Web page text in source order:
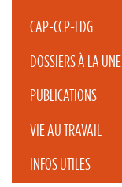
CAP-CCP-LDG
DOSSIERS À LA UNE
PUBLICATIONS
VIE AU TRAVAIL
INFOS UTILES